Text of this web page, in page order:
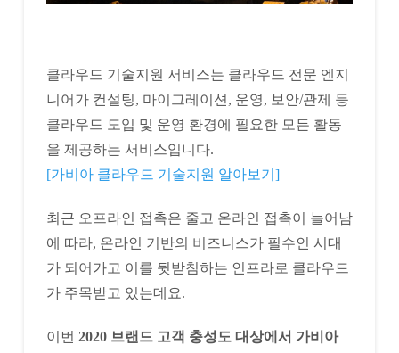
클라우드 기술지원 서비스는 클라우드 전문 엔지
니어가 컨설팅, 마이그레이션, 운영, 보안/관제 등
클라우드 도입 및 운영 환경에 필요한 모든 활동
을 제공하는 서비스입니다.
[가비아 클라우드 기술지원 알아보기]
최근 오프라인 접촉은 줄고 온라인 접촉이 늘어남
에 따라, 온라인 기반의 비즈니스가 필수인 시대
가 되어가고 이를 뒷받침하는 인프라로 클라우드
가 주목받고 있는데요.
이번 2020 브랜드 고객 충성도 대상에서 가비아